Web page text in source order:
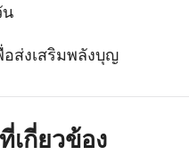
น
ส่งเสริมพลังบุญ
เกี่ยวข้อง